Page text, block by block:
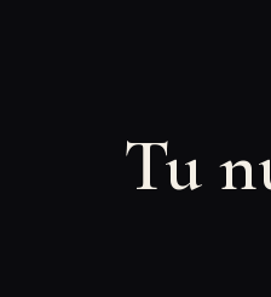
Tu